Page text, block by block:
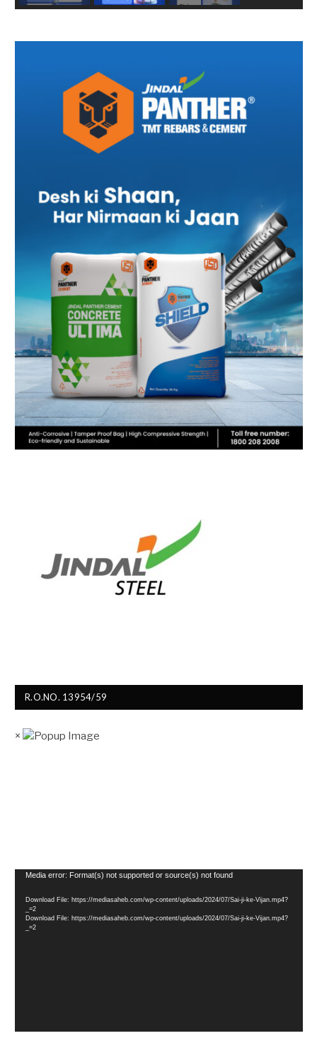
R.O.NO. 13954/59
×
Video
Media error: Format(s) not supported or source(s) not found
Download File: https://mediasaheb.com/wp-content/uploads/2024/07/Sai-ji-ke-Vijan.mp4?
_=2
Download File: https://mediasaheb.com/wp-content/uploads/2024/07/Sai-ji-ke-Vijan.mp4?
_=2